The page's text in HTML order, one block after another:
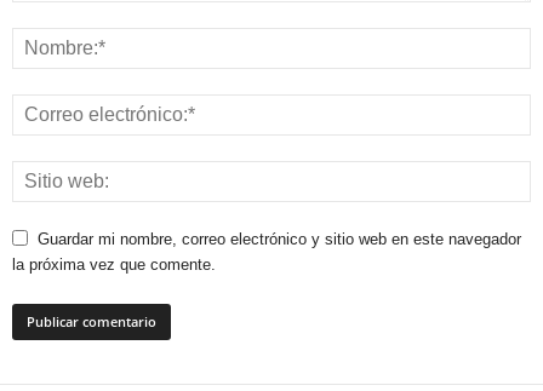
Guardar mi nombre, correo electrónico y sitio web en este navegador
la próxima vez que comente.